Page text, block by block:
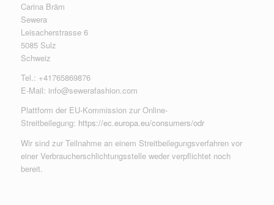
Carina Bräm
Sewera
Leisacherstrasse 6
5085 Sulz
Schweiz
Tel.: +41765869876
E-Mail: info@sewerafashion.com
Plattform der EU-Kommission zur Online-
Streitbeilegung: https://ec.europa.eu/consumers/odr
Wir sind zur Teilnahme an einem Streitbeilegungsverfahren vor
einer Verbraucherschlichtungsstelle weder verpflichtet noch
bereit.